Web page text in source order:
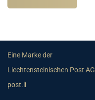
Eine Marke der
Liechtensteinischen Post AG
post.li